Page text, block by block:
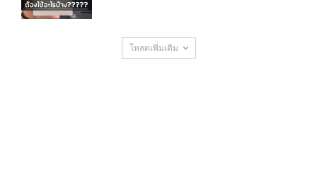
โหลดเพิ่มเติม